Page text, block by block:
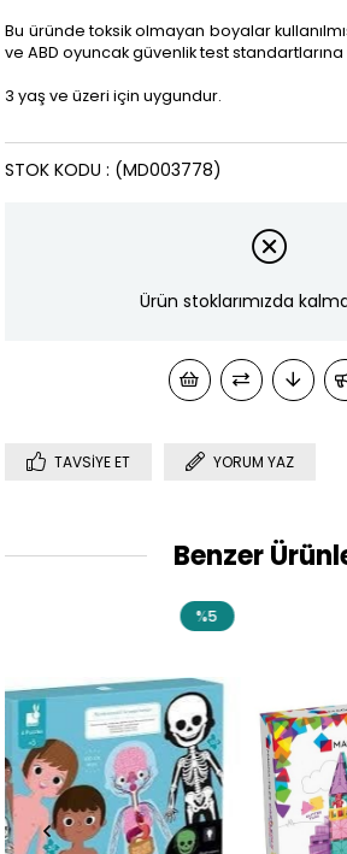
Bu üründe toksik olmayan boyalar
ve ABD oyuncak güvenlik test
3 yaş ve üzeri için uygundur.
(MD003778)
STOK KODU
Ürün stoklarımızda
TAVSIYE ET YORUM YAZ
Benzer